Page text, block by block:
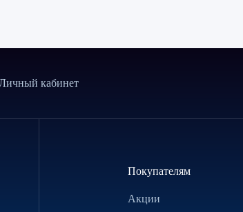
кабинет
Покупателям
Акции